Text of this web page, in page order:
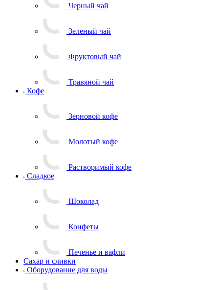
Черный чай
Зеленый чай
Фруктовый чай
Травяной чай
Кофе
Зерновой кофе
Молотый кофе
Растворимый кофе
Сладкое
Шоколад
Конфеты
Печенье и вафли
Сахар и сливки
Оборудование для воды